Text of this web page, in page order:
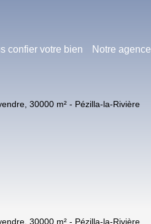
confier votre bien Notre agence